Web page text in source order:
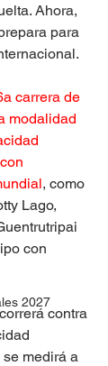
2027
Ahora,
para
carrera de
modalidad
, como
Lago,
con
contra
medirá a